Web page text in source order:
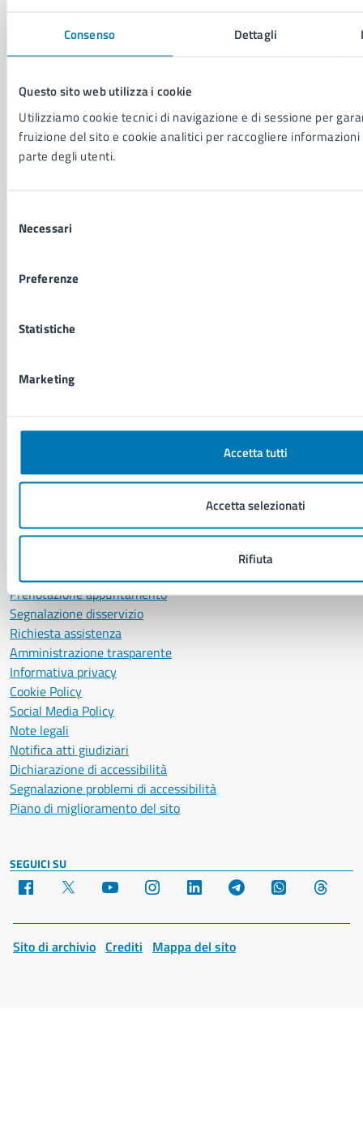
Consenso Dettagli
Questo sito web utilizza i cookie
Utilizziamo cookie tecnici di navigazione e di sessione per
fruizione del sito e cookie analitici per raccogliere
parte degli utenti.
delNecessari
Preferenze
Statistiche
Marketing
Accetta tutti
Accetta selezionati
Rifiuta
Notizie
Avvisi
Comunicati
Comunicati stampa della Giunta Comunale
Comunicati stampa del Consiglio Comunale
VIVERE IL COMUNE
Elenco libri
Palazzo San Giacomo, Piazza Municipio - 80133
P. IVA: 01207650639
Servizio Protocollo, URP e Albo Pretorio
PEC:urp@pec.comune.napoli.it
Centralino unico:0817951111
Leggi le FAQ
Prenotazione appuntamento
Segnalazione disservizio
Richiesta assistenza
Amministrazione trasparente
Informativa privacy
Cookie Policy
Social Media Policy
Note legali
Notifica atti giudiziari
Dichiarazione di accessibilità
Segnalazione problemi di accessibilità
Piano di miglioramento del sito
SEGUICI SU
Facebook YouTube Instagram LinkedIn Telegram WhatsApp
Sito di archivio Crediti Mappa del sito